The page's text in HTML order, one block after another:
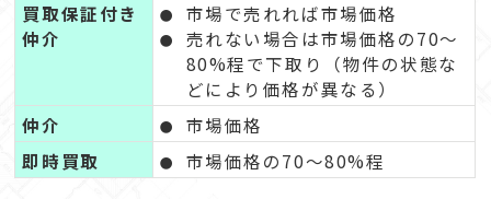
買取保証付き
仲介
市場で売れれば市場価格
売れない場合は市場価格の70～
80%程で下取り（物件の状態な
どにより価格が異なる）
仲介
市場価格
即時買取
市場価格の70～80%程